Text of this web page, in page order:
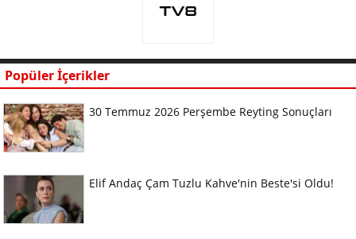
Popüler İçerikler
30 Temmuz 2026 Perşembe Reyting Sonuçları
Elif Andaç Çam Tuzlu Kahve'nin Beste'si Oldu!